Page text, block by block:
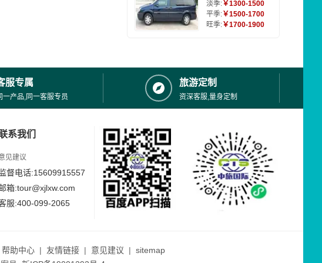
淡季:￥1300-1500
平季:￥1500-1700
旺季:￥1700-1900
服专属
一产品,同一客服专员
旅游定制
资深客服,量身定制
系我们
见建议
督电话:15609915557
箱:tour@xjlxw.com
服:400-099-2065
帮助中心 | 友情链接 | 意见建议 | sitemap